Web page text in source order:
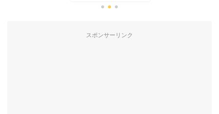
スポンサーリンク